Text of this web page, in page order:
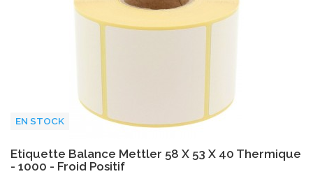
EN STOCK
Etiquette Balance Mettler 58 X 53 X 40 Thermique
- 1000 - Froid Positif